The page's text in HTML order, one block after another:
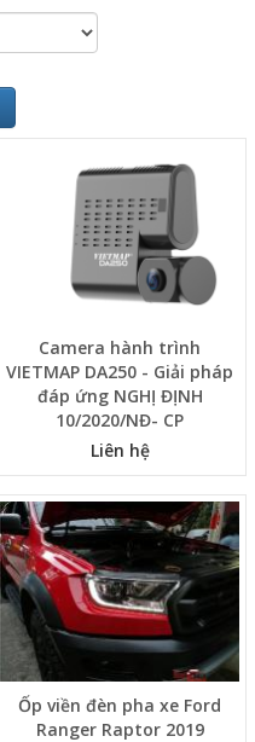
Camera hành trình
VIETMAP DA250 - Giải pháp
đáp ứng NGHỊ ĐỊNH
10/2020/NĐ- CP
Liên hệ
Ốp viền đèn pha xe Ford
Ranger Raptor 2019